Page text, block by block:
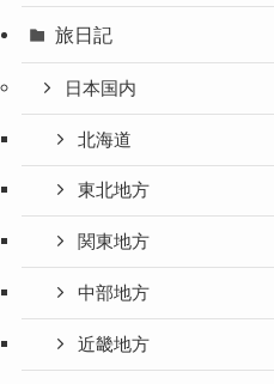
旅日記
日本国内
北海道
東北地方
関東地方
中部地方
近畿地方